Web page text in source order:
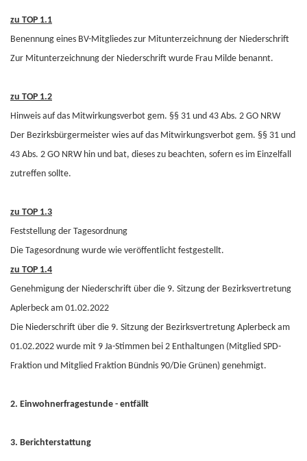
zu TOP 1.1
Benennung eines BV-Mitgliedes zur Mitunterzeichnung der Niederschrift
Zur Mitunterzeichnung der Niederschrift wurde Frau Milde benannt.
zu TOP 1.2
Hinweis auf das Mitwirkungsverbot gem. §§ 31 und 43 Abs. 2 GO NRW
Der Bezirksbürgermeister wies auf das Mitwirkungsverbot gem. §§ 31 und
43 Abs. 2 GO NRW hin und bat, dieses zu beachten, sofern es im Einzelfall
zutreffen sollte.
zu TOP 1.3
Feststellung der Tagesordnung
Die Tagesordnung wurde wie veröffentlicht festgestellt.
zu TOP 1.4
Genehmigung der Niederschrift über die 9. Sitzung der Bezirksvertretung
Aplerbeck am 01.02.2022
Die Niederschrift über die 9. Sitzung der Bezirksvertretung Aplerbeck am
01.02.2022 wurde mit 9 Ja-Stimmen bei 2 Enthaltungen (Mitglied SPD-
Fraktion und Mitglied Fraktion Bündnis 90/Die Grünen) genehmigt.
2. Einwohnerfragestunde - entfällt
3. Berichterstattung